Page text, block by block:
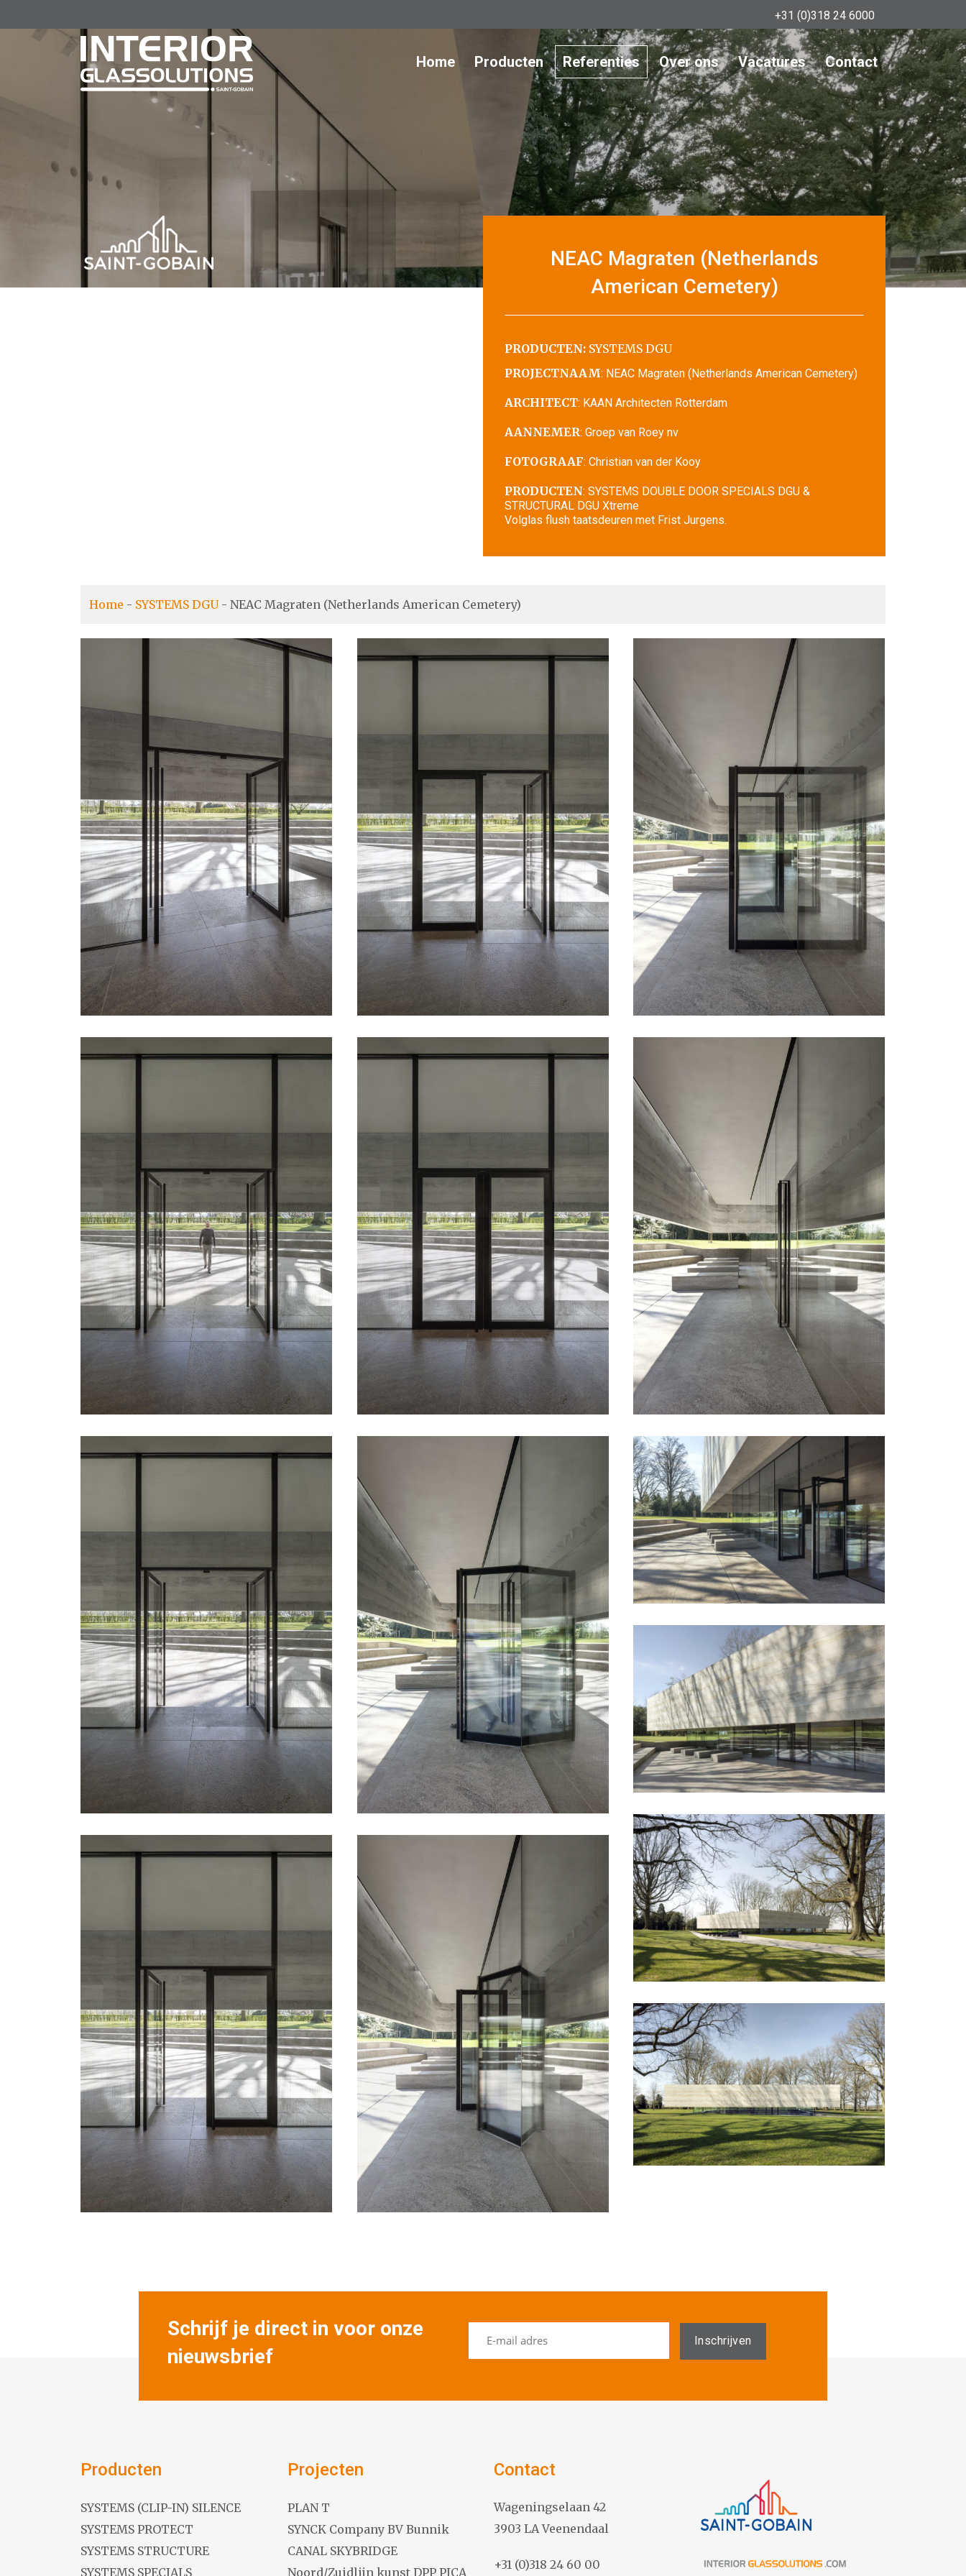
+31 (0)318 24 6000
Home Producten Referenties Over ons Vacatures Contact
NEAC Magraten (Netherlands
American Cemetery)
PRODUCTEN: SYSTEMS DGU
PROJECTNAAM: NEAC Magraten (Netherlands American Cemetery)
ARCHITECT: KAAN Architecten Rotterdam
AANNEMER: Groep van Roey nv
FOTOGRAAF: Christian van der Kooy
PRODUCTEN: SYSTEMS DOUBLE DOOR SPECIALS DGU &
STRUCTURAL DGU Xtreme
Volglas flush taatsdeuren met Frist Jurgens.
Home - SYSTEMS DGU- NEAC Magraten (Netherlands American Cemetery)
Schrijf je direct in voor onze
nieuwsbrief
Producten
SYSTEMS (CLIP-IN) SILENCE
SYSTEMS PROTECT
SYSTEMS STRUCTURE
SYSTEMS SPECIALS
Projecten
PLAN T
SYNCK Company BV Bunnik
CANAL SKYBRIDGE
Noord/Zuidlijn kunst DPP PICA
Contact
Wageningselaan 42
3903 LA Veenendaal
+31 (0)318 24 60 00